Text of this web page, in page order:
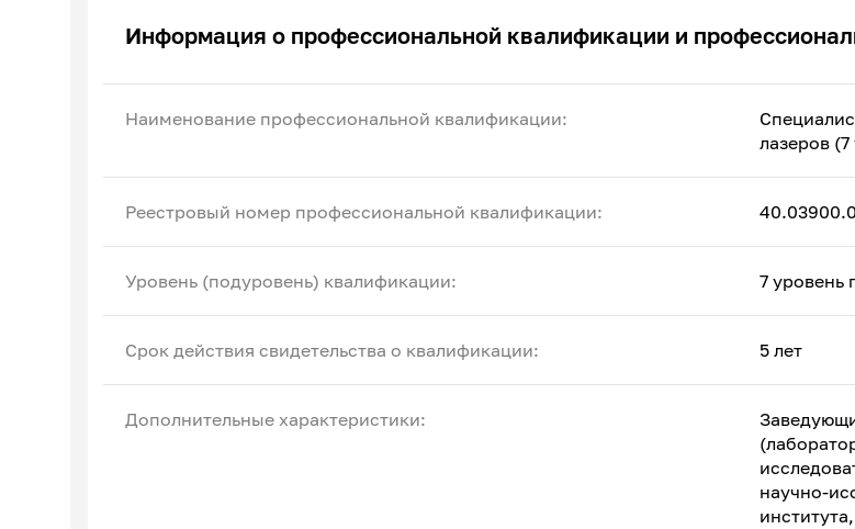
Эксперты по ПОАИнформация о профессиональной квалификации и
Наименование профессиональной квалификации:
лазеров
Реестровый номер профессиональной квалификации:
Уровень (подуровень) квалификации: 7 уровень
Срок действия свидетельства о квалификации: 5 лет
Дополнительные характеристики:
научно-